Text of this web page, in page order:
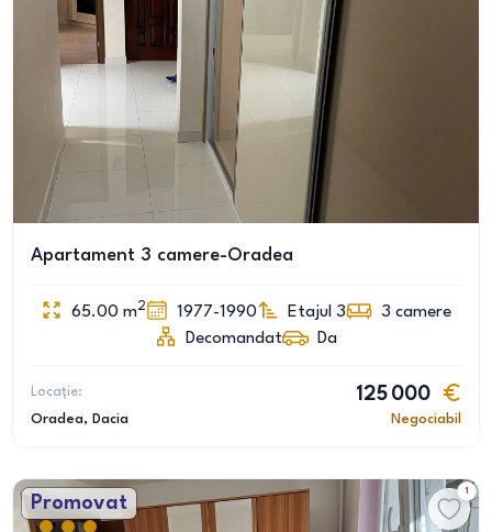
Apartament 3 camere-Oradea
65.00 m2 1977-1990 Etajul 3 3 camere
Decomandat
Da
Locație:
Oradea, Dacia
125 000
Negociabil
Promovat
1